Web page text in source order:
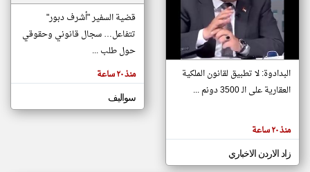
تغيير الدولة
مصادر الأخبار من الاردن
اخبار الاردن على مدار الساعة
أهم اخبار الاردن العاجلة والمباشرة
تعبر
المقالات
الموجوده
هنا عن
وجهة
البدادوة: لا تطبيق لقانون الملكية
العقارية على الـ 3500 دونم ...
منذ ٢٠ ساعة
زاد الاردن الاخباري
قضية السفير "أشرف دبور"
تتفاعل… سجال قانوني وحقوقي
حول طلب ...
منذ ٢٠ ساعة
سواليف
klyoum.com